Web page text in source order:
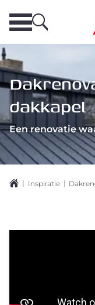
dakkapel
Een renovatie
| Inspiratie |